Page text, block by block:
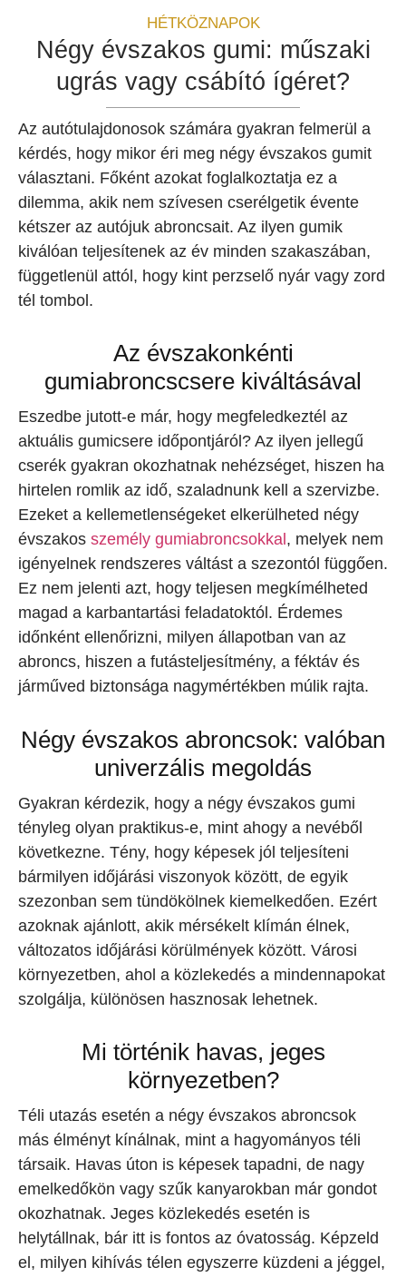
HÉTKÖZNAPOK
Négy évszakos gumi: műszaki
ugrás vagy csábító ígéret?
Az autótulajdonosok számára gyakran felmerül a
kérdés, hogy mikor éri meg négy évszakos gumit
választani. Főként azokat foglalkoztatja ez a
dilemma, akik nem szívesen cserélgetik évente
kétszer az autójuk abroncsait. Az ilyen gumik
kiválóan teljesítenek az év minden szakaszában,
függetlenül attól, hogy kint perzselő nyár vagy zord
tél tombol.
Az évszakonkénti
gumiabroncscsere kiváltásával
Eszedbe jutott-e már, hogy megfeledkeztél az
aktuális gumicsere időpontjáról? Az ilyen jellegű
cserék gyakran okozhatnak nehézséget, hiszen ha
hirtelen romlik az idő, szaladnunk kell a szervizbe.
Ezeket a kellemetlenségeket elkerülheted négy
évszakos személy gumiabroncsokkal , melyek nem
igényelnek rendszeres váltást a szezontól függően.
Ez nem jelenti azt, hogy teljesen megkímélheted
magad a karbantartási feladatoktól. Érdemes
időnként ellenőrizni, milyen állapotban van az
abroncs, hiszen a futásteljesítmény, a féktáv és
járműved biztonsága nagymértékben múlik rajta.
Négy évszakos abroncsok: valóban
univerzális megoldás
Gyakran kérdezik, hogy a négy évszakos gumi
tényleg olyan praktikus-e, mint ahogy a nevéből
következne. Tény, hogy képesek jól teljesíteni
bármilyen időjárási viszonyok között, de egyik
szezonban sem tündökölnek kiemelkedően. Ezért
azoknak ajánlott, akik mérsékelt klímán élnek,
változatos időjárási körülmények között. Városi
környezetben, ahol a közlekedés a mindennapokat
szolgálja, különösen hasznosak lehetnek.
Mi történik havas, jeges
környezetben?
Téli utazás esetén a négy évszakos abroncsok
más élményt kínálnak, mint a hagyományos téli
társaik. Havas úton is képesek tapadni, de nagy
emelkedőkön vagy szűk kanyarokban már gondot
okozhatnak. Jeges közlekedés esetén is
helytállnak, bár itt is fontos az óvatosság. Képzeld
el, milyen kihívás télen egyszerre küzdeni a jéggel,